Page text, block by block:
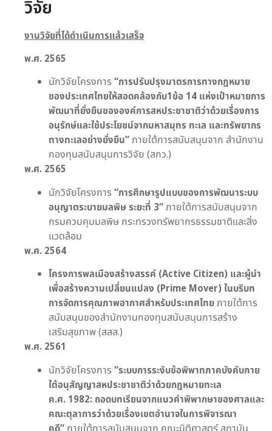
วิจัย
งานวิจัยที่ได้ดำเนินการแล้วเสร็จ
พ.ศ. 2565
นักวิจัยโครงการ “การปรับปรุงมาตรการทางกฎหมาย
ของประเทศไทยให้สอดคล้องกับ1ข้อ 14 แห่งเป้าหมายการ
พัฒนาที่ยั่งยืนขององค์การสหประชาชาติว่าด้วยเรื่องการ
อนุรักษ์และใช้ประโยชน์จากมหาสมุทร ทะเล และทรัพยากร
ทางทะเลอย่างยั่งยืน”ภายใต้การสนับสนุนจาก สำนักงาน
กองทุนสนับสนุนการวิจัย (สกว.)
พ.ศ. 2565
นักวิจัยโครงการ “การศึกษารูปแบบของการพัฒนาระบบ
อนุญาตระบายมลพิษ ระยะที่ 3”ภายใต้การสนับสนุนจาก
กรมควบคุมมลพิษ กระทรวงทรัพยากรธรรมชาติและสิ่ง
แวดล้อม
พ.ศ. 2564
โครงการพลเมืองสร้างสรรค์ (Active Citizen) และผู้นำ
เพื่อสร้างความเปลี่ยนแปลง (Prime Mover) ในบริบท
การจัดการคุณภาพอากาศสำหรับประเทศไทยภายใต้การ
สนับสนุนของสำนักงานกองทุนสนับสนุนการสร้าง
เสริมสุขภาพ (สสส.)
พ.ศ. 2561
นักวิจัยโครงการ “ระบบการระงับข้อพิพาทภาคบังคับภาย
ใต้อนุสัญญาสหประชาชาติว่าด้วยกฎหมายทะเล
ค.ศ. 1982: ถอดบทเรียนจากแนวคำพิพากษาของศาลและ
คณะตุลาการว่าด้วยเรื่องเขตอำนาจในการพิจารณา
คดี”ภายใต้การสนับสนุนจาก คณะนิติศาสตร์ สถาบัน